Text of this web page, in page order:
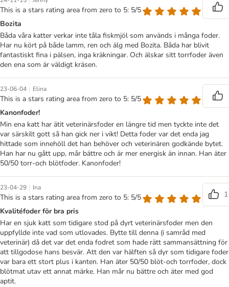
This is a stars rating area from zero to 5: 5/5
Bozita
Båda våra katter verkar inte tåla fiskmjöl som används i många foder.
Har nu kört på både lamm, ren och älg med Bozita. Båda har blivit
fantastiskt fina i pälsen, inga kräkningar. Och älskar sitt torrfoder även
den ena som är väldigt kräsen.
23-06-04 | Elina
This is a stars rating area from zero to 5: 5/5
Kanonfoder!
Min ena katt har ätit veterinärsfoder en längre tid men tyckte inte det
var särskilt gott så han gick ner i vikt! Detta foder var det enda jag
hittade som innehöll det han behöver och veterinären godkände bytet.
Han har nu gått upp, mår bättre och är mer energisk än innan. Han äter
50/50 torr-och blötfoder. Kanonfoder!
23-04-29 | Ina
This is a stars rating area from zero to 5: 5/5
1
Kvalitéfoder för bra pris
Har en sjuk katt som tidigare stod på dyrt veterinärsfoder men den
uppfyllde inte vad som utlovades. Bytte till denna (i samråd med
veterinär) då det var det enda fodret som hade rätt sammansättning för
att tillgodose hans besvär. Att den var hälften så dyr som tidigare foder
var bara ett stort plus i kanten. Han äter 50/50 blöt-och torrfoder, dock
blötmat utav ett annat märke. Han mår nu bättre och äter med god
aptit.